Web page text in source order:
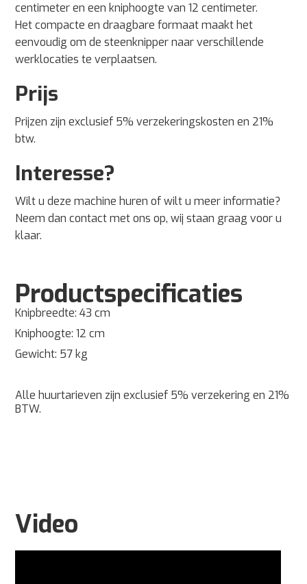
centimeter en een kniphoogte van 12 centimeter.
Het compacte en draagbare formaat maakt het
eenvoudig om de steenknipper naar verschillende
werklocaties te verplaatsen.
Prijs
Prijzen zijn exclusief 5% verzekeringskosten en 21%
btw.
Interesse?
Wilt u deze machine huren of wilt u meer informatie?
Neem dan contact met ons op, wij staan graag voor u
klaar.
Productspecificaties
Knipbreedte: 43 cm
Kniphoogte: 12 cm
Gewicht: 57 kg
Alle huurtarieven zijn exclusief 5% verzekering en 21%
BTW.
Video